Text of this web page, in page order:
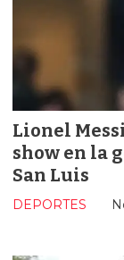
Lionel
show en la
San Luis
DEPORTES